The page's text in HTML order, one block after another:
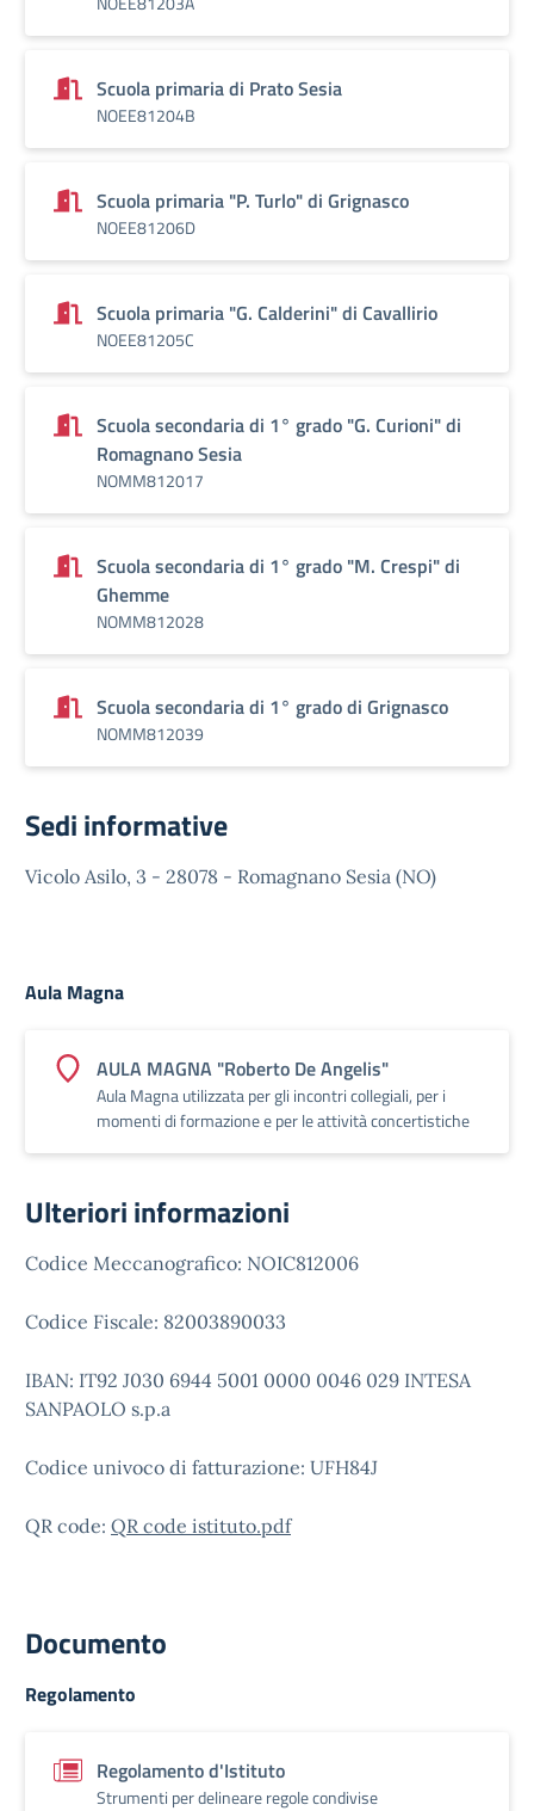
Scuola primaria di Prato Sesia
NOEE81204B
Scuola primaria "P. Turlo" di Grignasco
NOEE81206D
Scuola primaria "G. Calderini" di Cavallirio
NOEE81205C
Scuola secondaria di 1° grado "G. Curioni" di
Romagnano Sesia
NOMM812017
Scuola secondaria di 1° grado "M. Crespi" di
Ghemme
NOMM812028
Scuola secondaria di 1° grado di Grignasco
NOMM812039
Sedi informative
Vicolo Asilo, 3 - 28078 - Romagnano Sesia (NO)
Aula Magna
AULA MAGNA "Roberto De Angelis"
Aula Magna utilizzata per gli incontri collegiali, per i
momenti di formazione e per le attività concertistiche
Ulteriori informazioni
Codice Meccanografico: NOIC812006
Codice Fiscale: 82003890033
IBAN: IT92 J030 6944 5001 0000 0046 029 INTESA
SANPAOLO s.p.a
Codice univoco di fatturazione: UFH84J
QR code: QR code istituto.pdf
Documento
Regolamento
Regolamento d'Istituto
Strumenti per delineare regole condivise